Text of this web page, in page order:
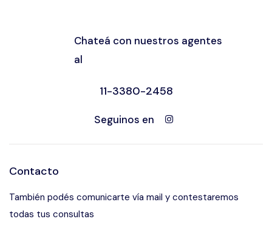
Chateá con nuestros agentes
al
11-3380-2458
Seguinos en
Contacto
También podés comunicarte vía mail y contestaremos
todas tus consultas